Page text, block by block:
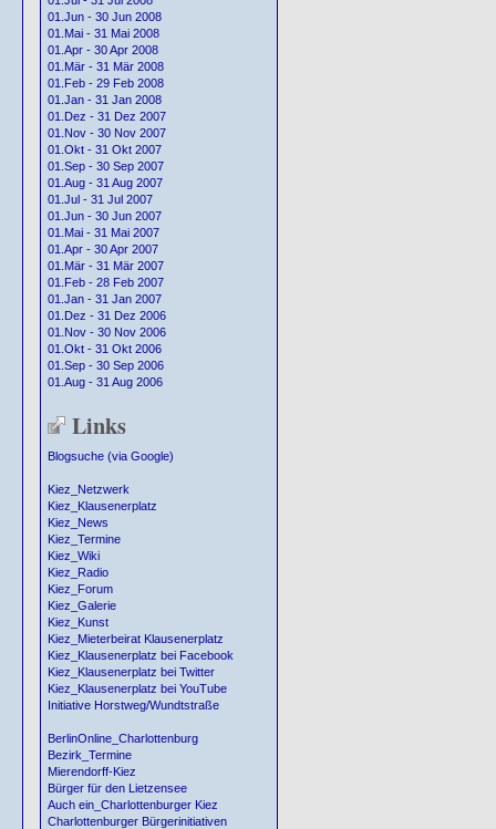
01.Jun - 30 Jun 2008
01.Mai - 31 Mai 2008
01.Apr - 30 Apr 2008
01.Mär - 31 Mär 2008
01.Feb - 29 Feb 2008
01.Jan - 31 Jan 2008
01.Dez - 31 Dez 2007
01.Nov - 30 Nov 2007
01.Okt - 31 Okt 2007
01.Sep - 30 Sep 2007
01.Aug - 31 Aug 2007
01.Jul - 31 Jul 2007
01.Jun - 30 Jun 2007
01.Mai - 31 Mai 2007
01.Apr - 30 Apr 2007
01.Mär - 31 Mär 2007
01.Feb - 28 Feb 2007
01.Jan - 31 Jan 2007
01.Dez - 31 Dez 2006
01.Nov - 30 Nov 2006
01.Okt - 31 Okt 2006
01.Sep - 30 Sep 2006
01.Aug - 31 Aug 2006
Links
Blogsuche (via Google)
Kiez_Netzwerk
Kiez_Klausenerplatz
Kiez_News
Kiez_Termine
Kiez_Wiki
Kiez_Radio
Kiez_Forum
Kiez_Galerie
Kiez_Kunst
Kiez_Mieterbeirat Klausenerplatz
Kiez_Klausenerplatz bei Facebook
Kiez_Klausenerplatz bei Twitter
Kiez_Klausenerplatz bei YouTube
Initiative Horstweg/Wundtstraße
BerlinOnline_Charlottenburg
Bezirk_Termine
Mierendorff-Kiez
Bürger für den Lietzensee
Auch ein_Charlottenburger Kiez
Charlottenburger Bürgerinitiativen